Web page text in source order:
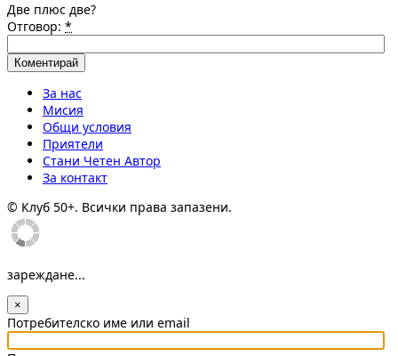
Две плюс две?
Отговор: *
За нас
Мисия
Общи условия
Приятели
Стани Четен Автор
За контакт
© Клуб 50+. Всички права запазени.
зареждане...
×
Потребителско име или email